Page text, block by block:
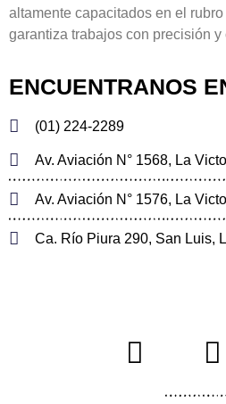
altamente capacitados en el
garantiza trabajos con precisión y
ENCUENTRANOS
(01) 224-2289
Av. Aviación N° 1568, La
Av. Aviación N° 1576, La
Ca. Río Piura 290, San Luis,